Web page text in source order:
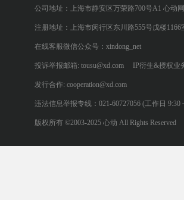
公司地址：上海市静安区万荣路700号A1 心动
注册地址：上海市闵行区东川路555号戊楼1166
在线客服微信公众号：xindong_net
投诉举报邮箱: tousu@xd.com IP衍生&授权业
发行合作: cooperation@xd.com
违法信息举报专线：021-60727056 (工作日 9:30
版权所有 ©2003-2025 心动 All Rights Reserved